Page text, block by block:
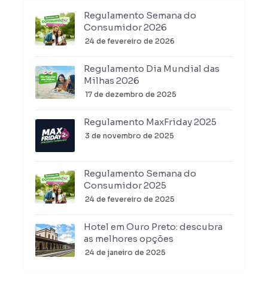
Regulamento Semana do
Consumidor 2026
24 de fevereiro de 2026
Regulamento Dia Mundial das
Milhas 2026
17 de dezembro de 2025
Regulamento MaxFriday 2025
3 de novembro de 2025
Regulamento Semana do
Consumidor 2025
24 de fevereiro de 2025
Hotel em Ouro Preto: descubra
as melhores opções
24 de janeiro de 2025